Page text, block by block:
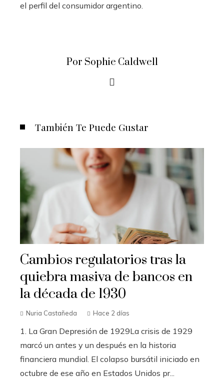
el perfil del consumidor argentino.
Por Sophie Caldwell
También Te Puede Gustar
Cambios regulatorios tras la
quiebra masiva de bancos en
la década de 1930
Nuria Castañeda Hace 2 días
1. La Gran Depresión de 1929La crisis de 1929
marcó un antes y un después en la historia
financiera mundial. El colapso bursátil iniciado en
octubre de ese año en Estados Unidos pr...